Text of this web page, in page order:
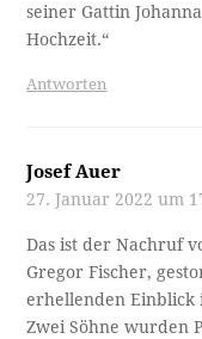
seiner Gattin
Hochzeit.“
Antworten
Josef Auer
27. Januar 2022 um
Das ist der Nachruf
Gregor Fischer,
erhellenden Einblick
Zwei Söhne wurden